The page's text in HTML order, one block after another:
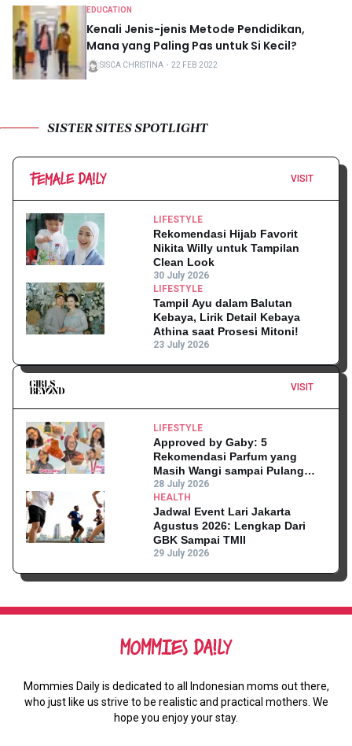
EDUCATION
Kenali Jenis-jenis Metode Pendidikan,
Mana yang Paling Pas untuk Si Kecil?
SISCA CHRISTINA ・ 22 FEB 2022
SISTER SITES SPOTLIGHT
VISIT
LIFESTYLE
Rekomendasi Hijab Favorit
Nikita Willy untuk Tampilan
Clean Look
30 July 2026
LIFESTYLE
Tampil Ayu dalam Balutan
Kebaya, Lirik Detail Kebaya
Athina saat Prosesi Mitoni!
23 July 2026
VISIT
LIFESTYLE
Approved by Gaby: 5
Rekomendasi Parfum yang
Masih Wangi sampai Pulang
Kantor
28 July 2026
HEALTH
Jadwal Event Lari Jakarta
Agustus 2026: Lengkap Dari
GBK Sampai TMII
29 July 2026
Mommies Daily is dedicated to all Indonesian moms out there,
who just like us strive to be realistic and practical mothers. We
hope you enjoy your stay.